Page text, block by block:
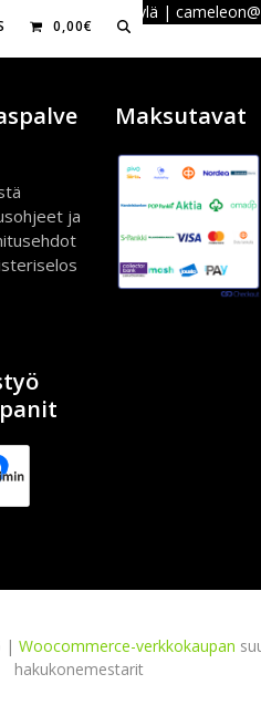
16, 40100 Jyväskylä |
0,00€
ja
Maksutavat
| Woocommerce-verkkokaupan
hakukonemestarit